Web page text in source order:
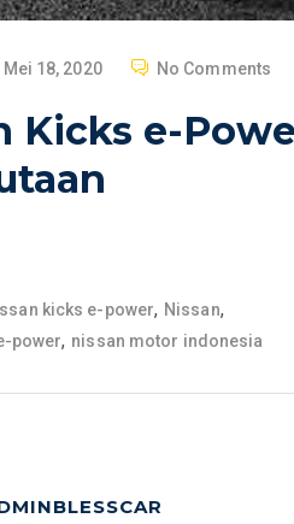
PMei 18, 2020 No Comments
Kicks e-
kicks e-power, Nissan,
power, nissan motor indonesia